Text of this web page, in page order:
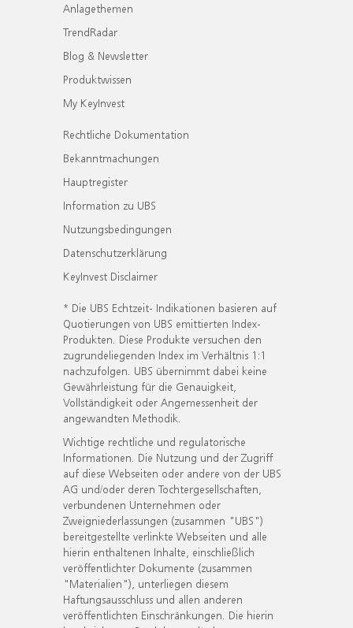
Anlagethemen
TrendRadar
Blog & Newsletter
Produktwissen
My KeyInvest
Rechtliche Dokumentation
Bekanntmachungen
Hauptregister
Information zu UBS
Nutzungsbedingungen
Datenschutzerklärung
KeyInvest Disclaimer
* Die UBS Echtzeit- Indikationen basieren auf
Quotierungen von UBS emittierten Index-
Produkten. Diese Produkte versuchen den
zugrundeliegenden Index im Verhältnis 1:1
nachzufolgen. UBS übernimmt dabei keine
Gewährleistung für die Genauigkeit,
Vollständigkeit oder Angemessenheit der
angewandten Methodik.
Wichtige rechtliche und regulatorische
Informationen. Die Nutzung und der Zugriff
auf diese Webseiten oder andere von der UBS
AG und/oder deren Tochtergesellschaften,
verbundenen Unternehmen oder
Zweigniederlassungen (zusammen "UBS")
bereitgestellte verlinkte Webseiten und alle
hierin enthaltenen Inhalte, einschließlich
veröffentlichter Dokumente (zusammen
"Materialien"), unterliegen diesem
Haftungsausschluss und allen anderen
veröffentlichten Einschränkungen. Die hierin